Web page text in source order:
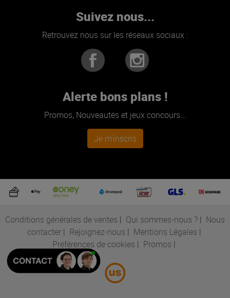
Suivez nous...
Retrouvez nous sur les réseaux sociaux :
Alerte bons plans !
Promos, Nouveautés et jeux concours...
Je m'inscris
Conditions générales de ventes | Qui sommes-nous ? | Nous
contacter| Rejoignez-nous | Mentions Légales |
Préférences de cookies | Promos |